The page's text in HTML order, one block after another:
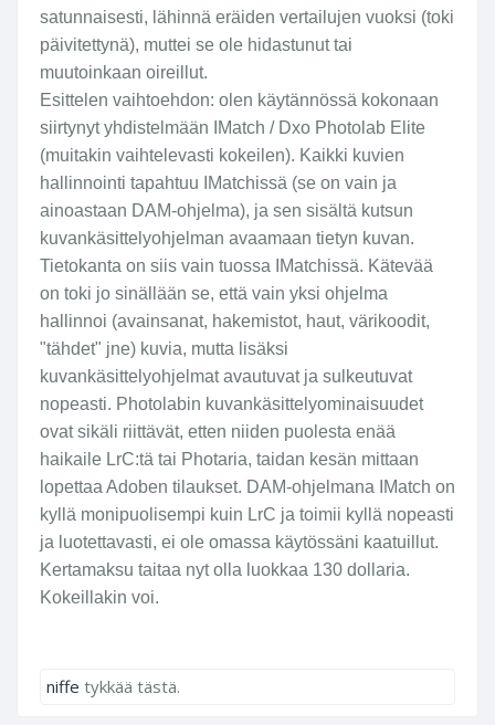
satunnaisesti, lähinnä eräiden vertailujen vuoksi (toki
päivitettynä), muttei se ole hidastunut tai
muutoinkaan oireillut.
Esittelen vaihtoehdon: olen käytännössä kokonaan
siirtynyt yhdistelmään IMatch / Dxo Photolab Elite
(muitakin vaihtelevasti kokeilen). Kaikki kuvien
hallinnointi tapahtuu IMatchissä (se on vain ja
ainoastaan DAM-ohjelma), ja sen sisältä kutsun
kuvankäsittelyohjelman avaamaan tietyn kuvan.
Tietokanta on siis vain tuossa IMatchissä. Kätevää
on toki jo sinällään se, että vain yksi ohjelma
hallinnoi (avainsanat, hakemistot, haut, värikoodit,
"tähdet" jne) kuvia, mutta lisäksi
kuvankäsittelyohjelmat avautuvat ja sulkeutuvat
nopeasti. Photolabin kuvankäsittelyominaisuudet
ovat sikäli riittävät, etten niiden puolesta enää
haikaile LrC:tä tai Photaria, taidan kesän mittaan
lopettaa Adoben tilaukset. DAM-ohjelmana IMatch on
kyllä monipuolisempi kuin LrC ja toimii kyllä nopeasti
ja luotettavasti, ei ole omassa käytössäni kaatuillut.
Kertamaksu taitaa nyt olla luokkaa 130 dollaria.
Kokeillakin voi.
niffe tykkää tästä.